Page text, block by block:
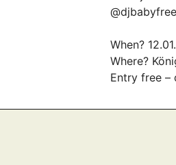
When?
Where?
Entry free –